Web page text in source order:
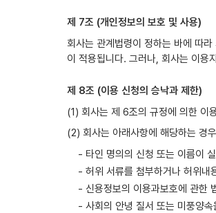
제 7조 (개인정보의 보호 및 사용)
회사는 관계법령이 정하는 바에 따
이 적용됩니다. 그러나, 회사는 이용
제 8조 (이용 신청의 승낙과 제한)
(1) 회사는 제 6조의 규정에 의한 이
(2) 회사는 아래사항에 해당하는 경
- 타인 명의의 신청 또는 이름이
- 허위 서류를 첨부하거나 허위내
- 신용정보의 이용과보호에 관한
- 사회의 안녕 질서 또는 미풍양